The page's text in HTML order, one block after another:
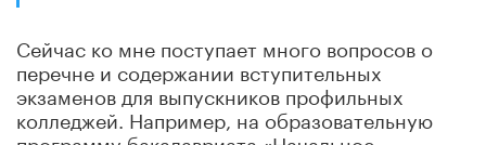
Сейчас ко мне поступает много вопросов о
перечне и содержании вступительных
экзаменов для выпускников профильных
колледжей. Например, на образовательную